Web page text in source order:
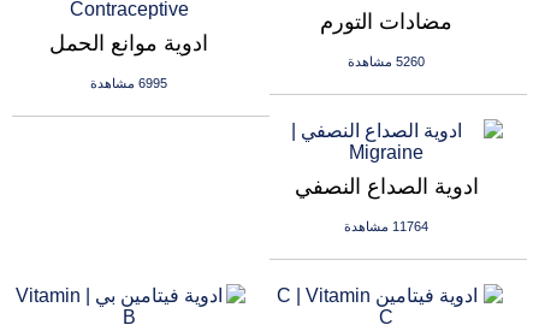
ادوية موانع الحمل
6995 مشاهدة
مضادات التورم
5260 مشاهدة
ادوية الصداع النصفي
11764 مشاهدة